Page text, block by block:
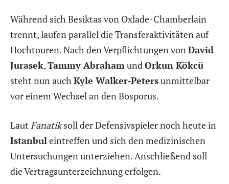
Während sich Besiktas von Oxlade-Chamberlain
trennt, laufen parallel die Transferaktivitäten auf
Hochtouren. Nach den Verpflichtungen von David
Jurasek,Tammy Abraham und Orkun Kökcü
steht nun auch Kyle Walker-Petersunmittelbar
vor einem Wechsel an den Bosporus.
Laut Fanatiksoll der Defensivspieler noch heute in
Istanbuleintreffen und sich den medizinischen
Untersuchungen unterziehen. Anschließend soll
die Vertragsunterzeichnung erfolgen.